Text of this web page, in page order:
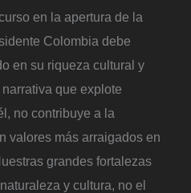
en la apertura de la
Colombia debe
en su riqueza cultural y
que explote
no contribuye a la
valores más arraigados en
grandes fortalezas
y cultura, no el